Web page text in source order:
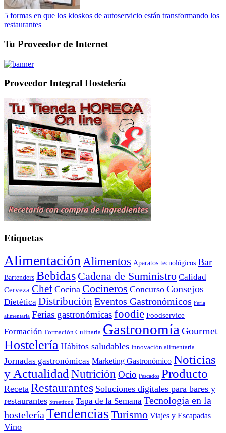
5 formas en que los kioskos de autoservicio están transformando los
restaurantes
Tu Proveedor de Internet
Proveedor Integral Hostelería
Etiquetas
AlimentaciónAlimentos Aparatos tecnológicos Bar
Bartenders Bebidas Cadena de Suministro Calidad
Cerveza Chef Cocina Cocineros Concurso Consejos
Dietética Distribución Eventos Gastronómicos Feria
alimentaria Ferias gastronómicasfoodie Foodservice
Formación Formación Culinaria GastronomíaGourmet
Hostelería Hábitos saludables Innovación alimentaria
Jornadas gastronómicas Marketing Gastronómico Noticias
y ActualidadNutrición Ocio Pescados Producto
Receta Restaurantes Soluciones digitales para bares y
restaurantes Streetfood Tapa de la Semana Tecnología en la
hosteleríaTendencias Turismo Viajes y Escapadas
Vino